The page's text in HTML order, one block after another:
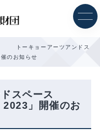
トーキョーアーツアンドス
のお知らせ
ドスペース
」開催のお